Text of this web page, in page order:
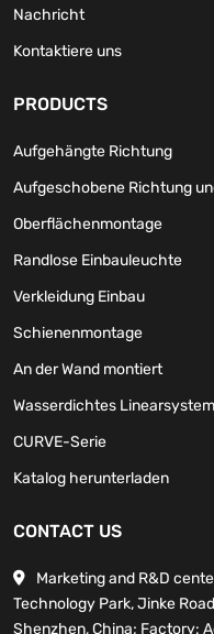
Nachricht
Kontaktiere uns
PRODUCTS
Aufgehängte Richtung
Aufgeschobene Richtung
Oberflächenmontage
Randlose Einbauleuchte
Verkleidung Einbau
Schienenmontage
An der Wand montiert
Wasserdichtes Linearsystem
CURVE-Serie
Katalog herunterladen
CONTACT US
Marketing and R&D
Technology Park, Jinke
Shenzhen, China; Factory: